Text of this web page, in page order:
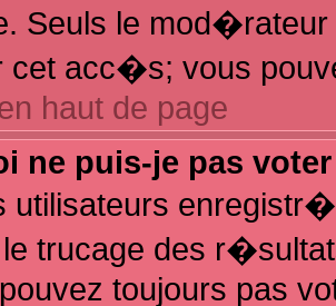
Seuls le mod�rateur
cet acc�s; vous
haut de page
ne puis-je pas
utilisateurs
trucage des
toujours pas